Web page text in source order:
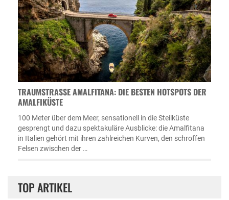
TRAUMSTRASSE AMALFITANA: DIE BESTEN HOTSPOTS DER A
MALFIKÜSTE
100 Meter über dem Meer, sensationell in die Steilküste
gesprengt und dazu spektakuläre Ausblicke: die Amalfitana
in Italien gehört mit ihren zahlreichen Kurven, den schroffen
Felsen zwischen der …
TOP ARTIKEL